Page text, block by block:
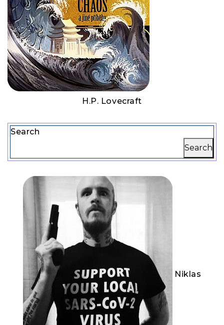
H.P. Lovecraft
Search
Search
Niklas